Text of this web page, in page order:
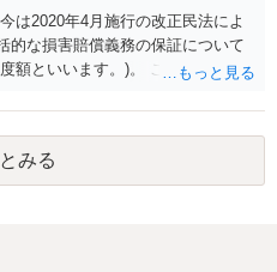
は2020年4月施行の改正民法によ
的な損害賠償義務の保証について
額といいます。)。 この書式にサ
高そうです。
みる